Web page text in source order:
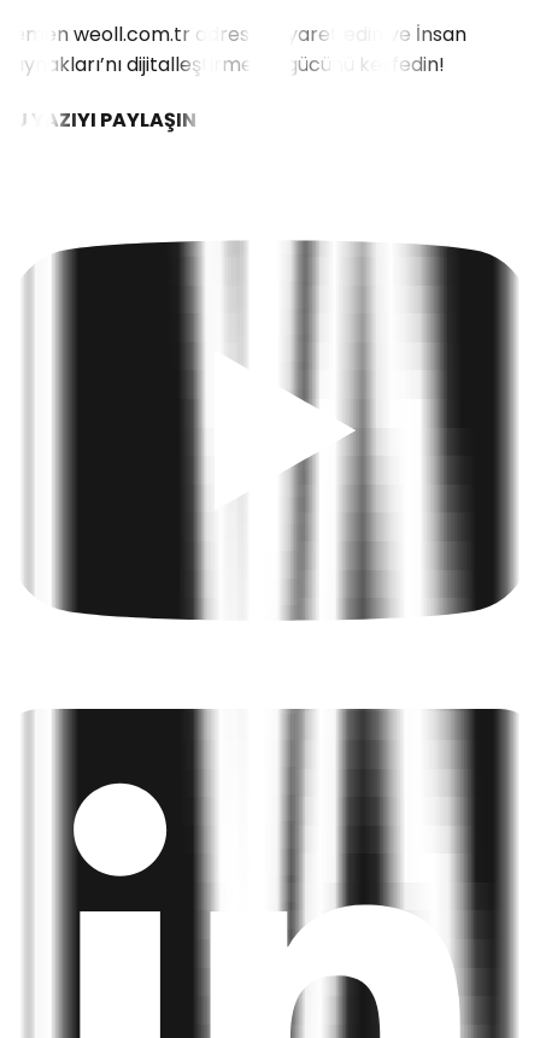
Hemenweoll.com.tr adresini ziyaret edin ve İnsan
Kaynakları’nı dijitalleştirmenin gücünü keşfedin!
BU YAZIYI PAYLAŞIN